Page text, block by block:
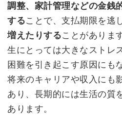
調整、家計管理などの金銭
することで、支払期限を逃
増えたりすることがありま
生にとっては大きなストレ
困難を引き起こす原因にも
将来のキャリアや収入にも
あり、長期的には生活の質
あります。